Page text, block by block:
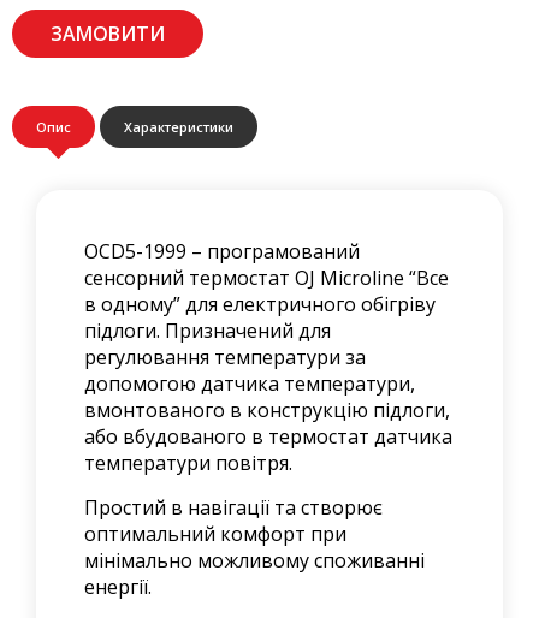
ЗАМОВИТИ
Опис Характеристики
OCD5-1999 – програмований
сенсорний термостат OJ Microline “Все
в одному” для електричного обігріву
підлоги. Призначений для
регулювання температури за
допомогою датчика температури,
вмонтованого в конструкцію підлоги,
або вбудованого в термостат датчика
температури повітря.
Простий в навігації та створює
оптимальний комфорт при
мінімально можливому споживанні
енергії.